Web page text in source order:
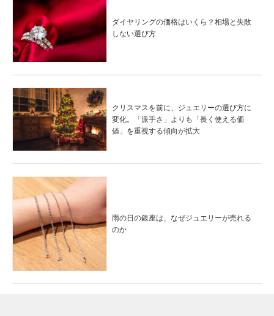
ダイヤリングの価格はいくら？相場と失敗
しない選び方
クリスマスを前に、ジュエリーの選び方に
変化。「派手さ」よりも「長く使える価
値」を重視する傾向が拡大
雨の日の銀座は、なぜジュエリーが売れる
のか